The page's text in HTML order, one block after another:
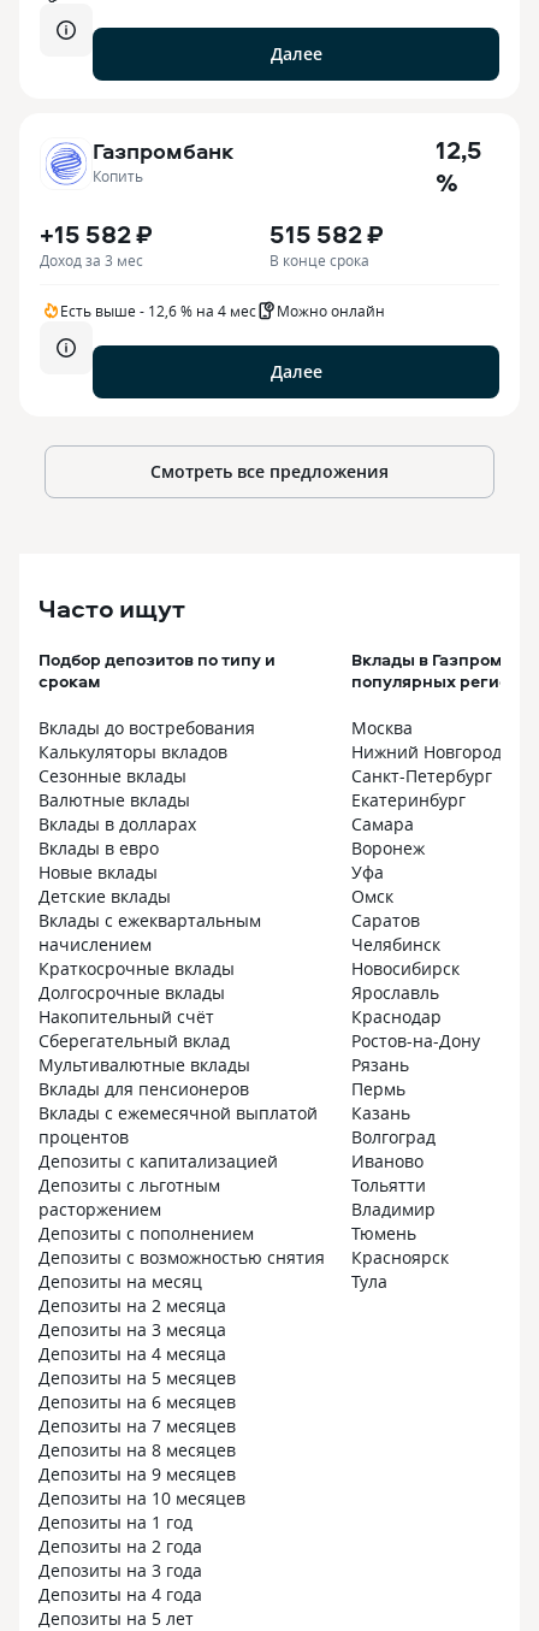
Далее
Газпромбанк
Копить
12,5
%
+15 582 ₽
Доход за 3 мес
515 582 ₽
В конце срока
Есть выше - 12,6 % на 4 мес Можно онлайн
Далее
Смотреть все предложения
Часто ищут
Подбор депозитов по типу и
срокам
Вклады до востребования
Калькуляторы вкладов
Сезонные вклады
Валютные вклады
Вклады в долларах
Вклады в евро
Новые вклады
Детские вклады
Вклады с ежеквартальным
начислением
Краткосрочные вклады
Долгосрочные вклады
Накопительный счёт
Сберегательный вклад
Мультивалютные вклады
Вклады для пенсионеров
Вклады с ежемесячной выплатой
процентов
Депозиты с капитализацией
Депозиты с льготным
расторжением
Депозиты с пополнением
Депозиты с возможностью снятия
Депозиты на месяц
Депозиты на 2 месяца
Депозиты на 3 месяца
Депозиты на 4 месяца
Депозиты на 5 месяцев
Депозиты на 6 месяцев
Депозиты на 7 месяцев
Депозиты на 8 месяцев
Депозиты на 9 месяцев
Депозиты на 10 месяцев
Депозиты на 1 год
Депозиты на 2 года
Депозиты на 3 года
Депозиты на 4 года
Депозиты на 5 лет
Вклады в
популярных регионах
Москва
Нижний Новгород
Санкт-Петербург
Екатеринбург
Самара
Воронеж
Уфа
Омск
Саратов
Челябинск
Новосибирск
Ярославль
Краснодар
Ростов-на-Дону
Рязань
Пермь
Казань
Волгоград
Иваново
Тольятти
Владимир
Тюмень
Красноярск
Тула